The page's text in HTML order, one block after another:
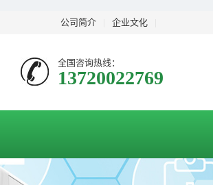
公司简介 企业文化
全国咨询热线：
13720022769